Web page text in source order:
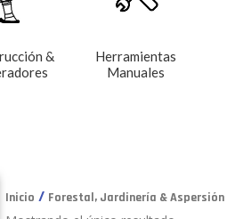
&
Herramientas
Manuales
Inicio / Forestal, Jardinería & Aspersión